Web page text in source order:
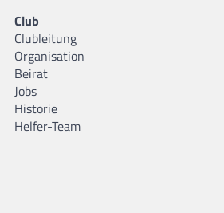
Club
Clubleitung
Organisation
Beirat
Jobs
Historie
Helfer-Team